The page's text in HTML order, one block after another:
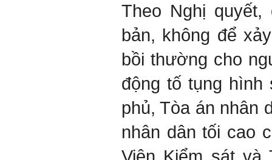
Theo Nghị
bản, không để
bồi thường cho
động tố tụng hình
phủ, Tòa án nhân
nhân dân tối cao